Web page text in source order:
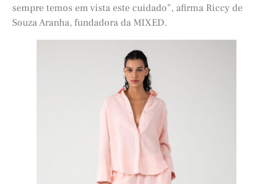
sempre temos em vista este cuidado”, afirma Riccy de
Souza Aranha, fundadora da MIXED.